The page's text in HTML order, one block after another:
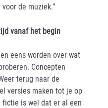
de muziek.”
vanaf het begin
eens worden over wat
Concepten
terug naar de
versies maken tot je op
is wel dat er al een